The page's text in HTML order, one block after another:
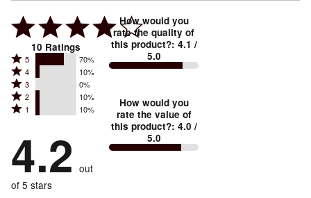
10 Ratings
Rated
5
stars
by
reviewers
5 70%
Rated
4
stars
by
of
reviewers
4 10%
Rated
3
stars
0%
of
reviewers
3 0%
Rated
2
by
10%
reviewers
2 10%
Rated
stars
by
10%
of
1 10%
4.2 out
of 5 stars
How would you
rate the quality of
this product?: 4.1 /
5.0
How would you
rate the value of
this product?: 4.0 /
5.0